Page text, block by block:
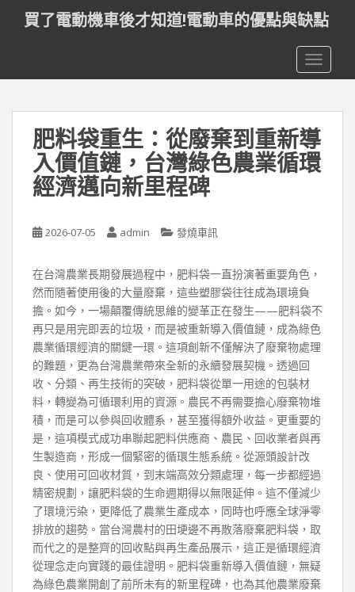
t
買了電動機車後才知道!電動車的優點與缺點
肥料袋重生：從廢棄到重新導
入價值鏈，台灣綠色農業循環
經濟邁向新里程碑
2026-07-05 admin 發燒車訊
在台灣農業長期發展過程中，肥料袋一直扮演著重要角色，
然而隨著使用後的大量廢棄，這些塑膠袋往往成為環境負
擔。如今，一場顛覆傳統思維的變革正在發生——肥料袋不
再只是用完即丟的垃圾，而是被重新導入價值鏈，成為綠色
農業循環經濟的關鍵一環。這項創新不僅解決了廢棄物處理
的難題，更為台灣農業帶來全新的永續發展契機。透過回
收、分類、再生技術的突破，肥料袋從單一用途的包裝材
料，轉變為可循環利用的資源。農民不再需要擔心廢棄物堆
積，而是可以參與回收體系，甚至獲得額外收益。更重要的
是，這項模式成功串聯起肥料供應商、農民、回收業者與再
生製造商，形成一個緊密的循環生態系統。從源頭設計改
良、使用可回收材質，到末端高效分類處理，每一步都經過
精密規劃，讓肥料袋的生命週期得以無限延伸。這不僅減少
了環境污染，更降低了農業生產成本，同時也呼應全球淨零
排放的趨勢。當台灣農村的田埂邊不再散落廢棄肥料袋，取
而代之的是整齊的回收點與再生產品展示，這正是循環經濟
從理念走向實踐的最佳證明。肥料袋重新導入價值鏈，無疑
為綠色農業開創了前所未有的新里程碑，也為其他農業廢棄